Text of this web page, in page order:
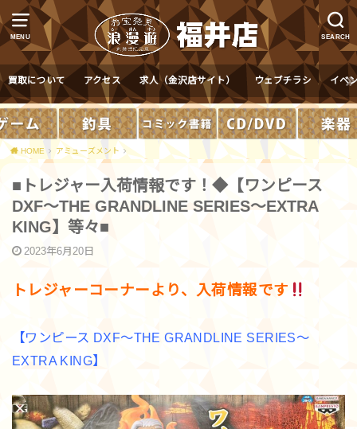
MENU SEARCH
買取について アクセス 求人（金沢店サイト） ウェブチラシ イベ
HOME アミューズメント
■トレジャー入荷情報です！◆【ワンピース
DXF～THE GRANDLINE SERIES～EXTRA
KING】等々■
2023年6月20日
トレジャーコーナーより、入荷情報です
【ワンピース DXF～THE GRANDLINE SERIES～
EXTRA KING】